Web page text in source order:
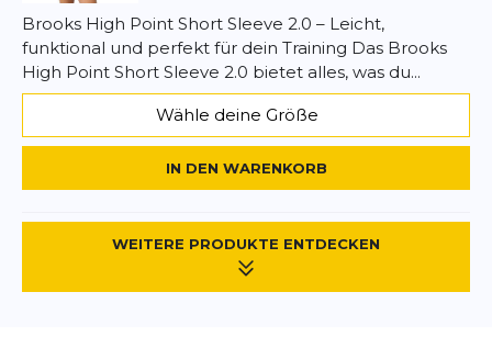
Brooks High Point Short Sleeve 2.0 – Leicht,
funktional und perfekt für dein Training Das Brooks
High Point Short Sleeve 2.0 bietet alles, was du...
Wähle deine Größe
IN DEN WARENKORB
WEITERE PRODUKTE ENTDECKEN